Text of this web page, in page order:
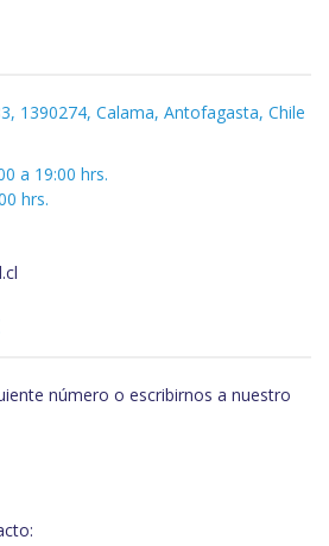
1390274, Calama, Antofagasta, Chile
a 19:00 hrs.
hrs.
número o escribirnos a nuestro